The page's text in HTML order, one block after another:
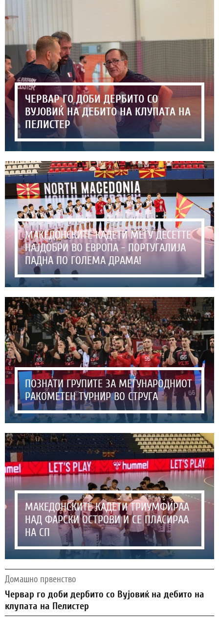
ЧЕРВАР ГО ДОБИ ДЕРБИТО СО
ВУЈОВИЌ НА ДЕБИТО НА КЛУПАТА НА
ПЕЛИСТЕР
МАКЕДОНСКИТЕ КАДЕТИ МЕЃУ ДЕСЕТТЕ
НАЈДОБРИ ВО ЕВРОПА - ПОРТУГАЛИЈА
ПАДНА ПО ГОЛЕМА ДРАМА!
ПОЗНАТИ ГРУПИТЕ ЗА МЕЃУНАРОДНИОТ
РАКОМЕТЕН ТУРНИР ВО СТРУГА
МАКЕДОНСКИТЕ КАДЕТИ ТРИУМФИРАА
НАД ФАРСКИ ОСТРОВИ И СЕ ПЛАСИРАА
НА СП
Домашно првенство
Червар го доби дербито со Вујовиќ на дебито на
клупата на Пелистер